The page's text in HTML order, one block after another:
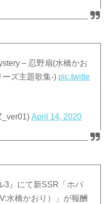
– 忍野扇(水橋かお
ズ主題歌集-) pic.twitte
April 14, 2020
3』にて新SSR「ホパ
水橋かおり）」が報酬